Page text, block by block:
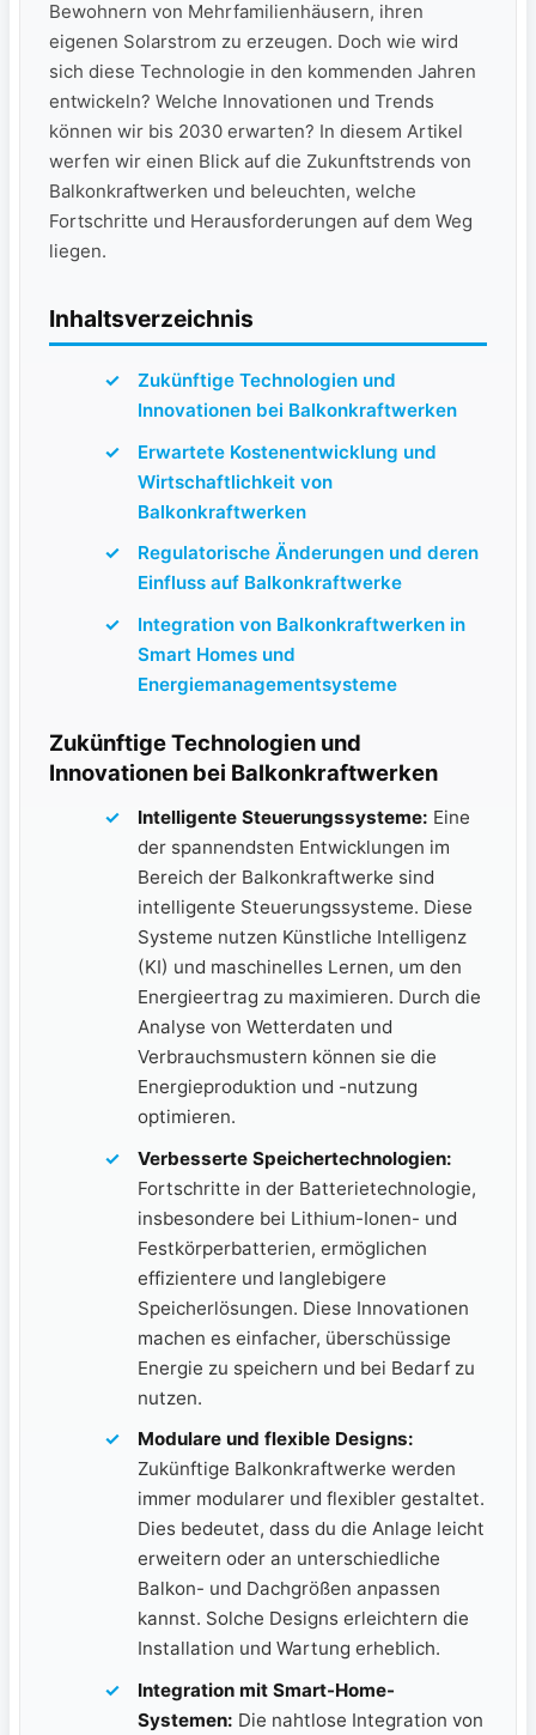
⁤Bewohnern ​von Mehrfamilienhäusern, ihren
eigenen‍ Solarstrom zu erzeugen. Doch wie wird
sich diese Technologie in den kommenden Jahren
entwickeln? Welche Innovationen und Trends
können wir bis 2030 erwarten? In⁣ diesem Artikel
werfen wir einen Blick auf‍ die Zukunftstrends von
Balkonkraftwerken und beleuchten, welche
⁢Fortschritte und Herausforderungen ‌auf dem Weg
liegen.
Inhaltsverzeichnis
Zukünftige Technologien und
Innovationen bei Balkonkraftwerken
Erwartete Kostenentwicklung und
Wirtschaftlichkeit von
Balkonkraftwerken
Regulatorische Änderungen und deren
Einfluss auf Balkonkraftwerke
Integration von Balkonkraftwerken ⁢in⁤
Smart ⁤Homes und
Energiemanagementsysteme
Zukünftige Technologien und
Innovationen bei Balkonkraftwerken
Intelligente Steuerungssysteme: Eine
der spannendsten Entwicklungen im
Bereich der Balkonkraftwerke sind
intelligente Steuerungssysteme. Diese​
Systeme nutzen Künstliche ‍Intelligenz
(KI) und maschinelles Lernen, um den
Energieertrag zu maximieren. ⁤Durch ⁢die
Analyse von Wetterdaten und
Verbrauchsmustern können sie die
Energieproduktion und -nutzung
optimieren.
Verbesserte Speichertechnologien:
Fortschritte in der Batterietechnologie,
insbesondere bei Lithium-Ionen- und
Festkörperbatterien, ermöglichen
effizientere und langlebigere
Speicherlösungen. Diese Innovationen
machen es einfacher, überschüssige
⁢Energie zu speichern und bei Bedarf⁢ zu
nutzen.
Modulare und​ flexible ⁤Designs:
Zukünftige ‍Balkonkraftwerke werden
immer modularer und flexibler ⁣gestaltet.
Dies bedeutet, dass du die Anlage leicht
erweitern oder ‌an unterschiedliche
Balkon- und Dachgrößen⁤ anpassen
kannst. Solche Designs erleichtern ​die
Installation und Wartung erheblich.
Integration mit Smart-Home-
Systemen: Die nahtlose Integration von